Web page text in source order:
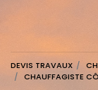
DEVIS TRAVAUX
CHAUFFAGISTE